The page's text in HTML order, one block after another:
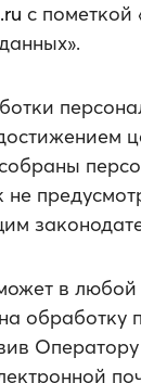
с пометкой
не
в любой
обработку